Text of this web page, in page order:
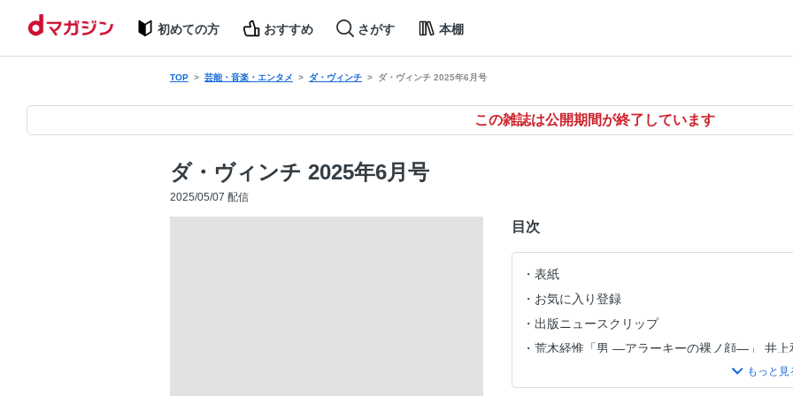
初めての方 おすすめ さがす 本棚
TOP 芸能・音楽・エンタメ ダ・ヴィンチ ダ・ヴィンチ 2025年6月号
この雑誌は公開期間が終了しています
ダ・ヴィンチ 2025年6月号
2025/05/07 配信
目次
表紙
お気に入り登録
出版ニュースクリップ
荒木経惟「男 —アラーキーの裸ノ顔—」 井上